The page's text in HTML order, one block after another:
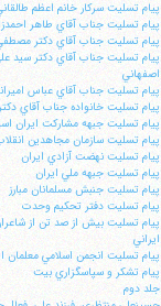
پيام تسليت سركار خانم اعظم
پيام تسليت جناب آقاي طاهر
پيام تسليت جناب آقاي دكتر
پيام تسليت جناب آقاي دكتر سيد
اصفهاني
پيام تسليت جناب آقاي عباس
پيام تسليت خانواده جناب آقاي
پيام تسليت جبهه مشاركت ايران
پيام تسليت سازمان مجاهدين
پيام تسليت نهضت آزادي ايران
پيام تسليت جبهه ملي ايران
پيام تسليت جنبش مسلمانان مبارز
پيام تسليت دفتر تحكيم وحدت
پيام تسليت بيش از صد تن از
ايراني
پيام تسليت انجمن اسلامي معلمان
پيام تشكر و سپاسگزاري بيت
جلد دوم